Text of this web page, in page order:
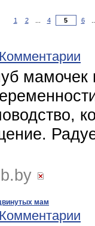
1 2 4 6
Комментарии
мам
Комментарии